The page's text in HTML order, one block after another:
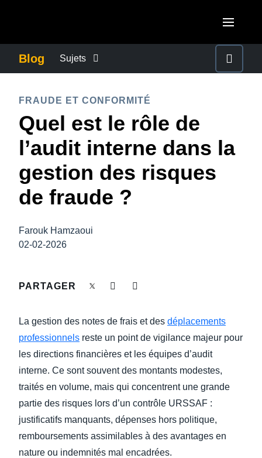
Canada (Français)
México (Español)
Brasil (Português)
EUROPE
United Kingdom (English)
France (Français)
Deutschland (Deutsch)
Italia (Italiano)
Finland (English)
España (Español)
Norway (English)
ASIA PACIFIC
Australia (English)
India (English)
日本（日本語)
Blog Sujets
CONTINUITÉ DES AFFAIRES
CONTRÔLE DES COÛTS DE L’ENTREPRISE
CROISSANCE ET OPTIMISATION
DÉVELOPPEMENT DURABLE
FRAUDE ET CONFORMITÉ
L’EXPÉRIENCE EMPLOYÉ
FRAUDE ET CONFORMITÉ
Quel est le rôle de
l’audit interne dans la
gestion des risques
de fraude ?
Farouk Hamzaoui
02-02-2026
PARTAGER
La gestion des notes de frais et des déplacements
professionnels reste un point de vigilance majeur pour
les directions financières et les équipes d’audit
interne. Ce sont souvent des montants modestes,
traités en volume, mais qui concentrent une grande
partie des risques lors d’un contrôle URSSAF :
justificatifs manquants, dépenses hors politique,
remboursements assimilables à des avantages en
nature ou indemnités mal encadrées.